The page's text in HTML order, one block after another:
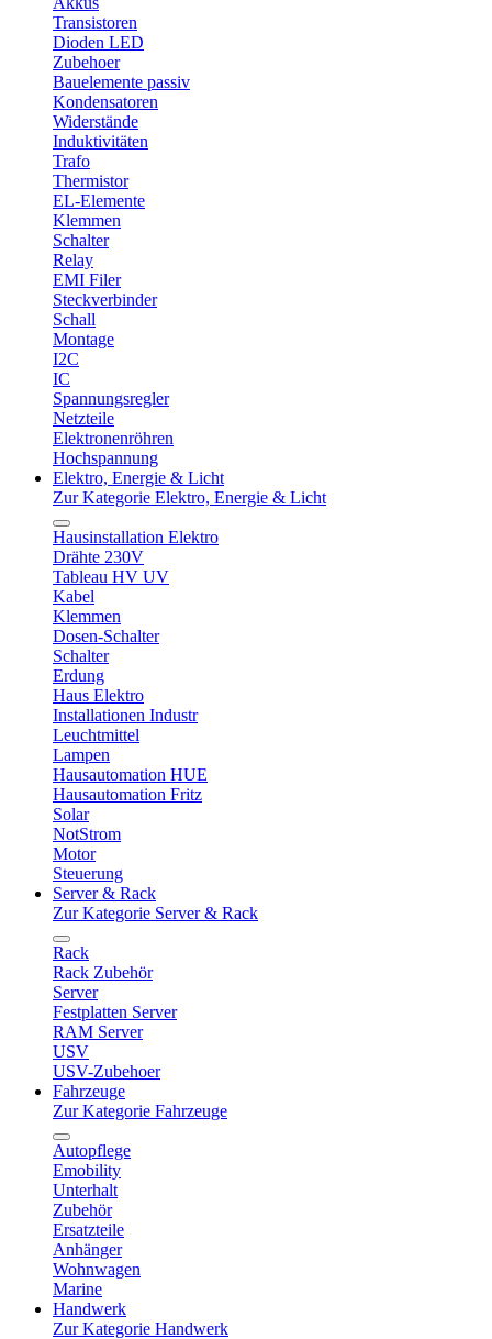
Transistoren
Dioden LED
Zubehoer
Bauelemente passiv
Kondensatoren
Widerstände
Induktivitäten
Trafo
Thermistor
EL-Elemente
Klemmen
Schalter
Relay
EMI Filer
Steckverbinder
Schall
Montage
I2C
IC
Spannungsregler
Netzteile
Elektronenröhren
Hochspannung
Elektro, Energie & Licht
Zur Kategorie Elektro, Energie & Licht
Hausinstallation Elektro
Drähte 230V
Tableau HV UV
Kabel
Klemmen
Dosen-Schalter
Schalter
Erdung
Haus Elektro
Installationen Industr
Leuchtmittel
Lampen
Hausautomation HUE
Hausautomation Fritz
Solar
NotStrom
Motor
Steuerung
Server & Rack
Zur Kategorie Server & Rack
Rack
Rack Zubehör
Server
Festplatten Server
RAM Server
USV
USV-Zubehoer
Fahrzeuge
Zur Kategorie Fahrzeuge
Autopflege
Emobility
Unterhalt
Zubehör
Ersatzteile
Anhänger
Wohnwagen
Marine
Handwerk
Zur Kategorie Handwerk